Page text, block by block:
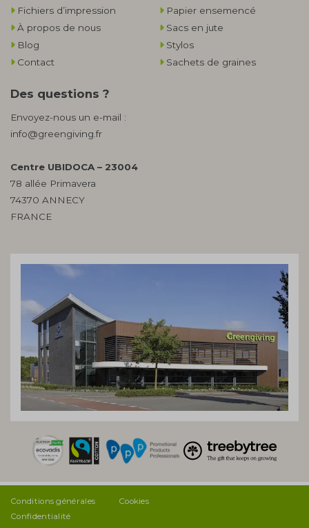
Fichiers d’impression
À propos de nous
Blog
Contact
Papier ensemencé
Sacs en jute
Stylos
Sachets de graines
Des questions ?
Envoyez-nous un e-mail :
info@greengiving.fr
Centre UBIDOCA – 23004
78 allée Primavera
74370 ANNECY
FRANCE
Conditions générales
Confidentialité
Cookies